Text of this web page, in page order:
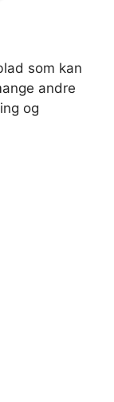
som kan
andre
og